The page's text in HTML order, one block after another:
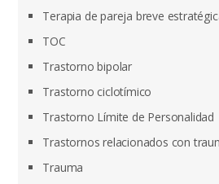
Terapia de pareja breve
TOC
Trastorno bipolar
Trastorno ciclotímico
Trastorno Límite de Personalidad
Trastornos relacionados con
Trauma